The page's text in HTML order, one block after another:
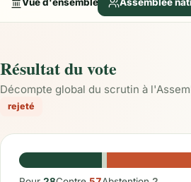
Résultat du vote
Décompte global du scrutin à
rejeté